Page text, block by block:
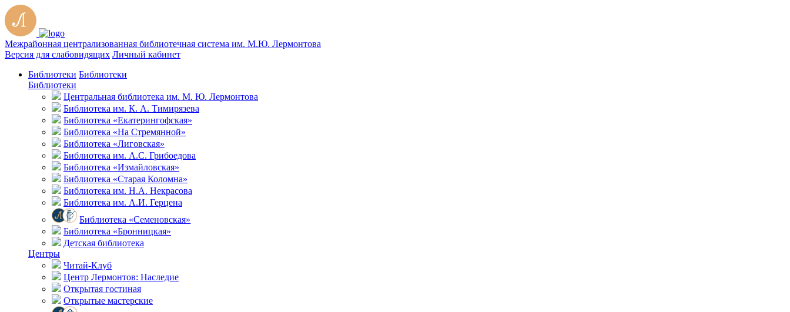
Межрайонная централизованная библиотечная система им. М.Ю. Лермонтова
Версия для слабовидящих Личный кабинет
Библиотеки Библиотеки
Библиотеки
Центральная библиотека им. М. Ю. Лермонтова
Библиотека им. К. А. Тимирязева
Библиотека «Екатерингофская»
Библиотека «На Стремянной»
Библиотека «Лиговская»
Библиотека им. А.С. Грибоедова
Библиотека «Измайловская»
Библиотека «Старая Коломна»
Библиотека им. Н.А. Некрасова
Библиотека им. А.И. Герцена
Библиотека «Семеновская»
Библиотека «Бронницкая»
Детская библиотека
Центры
Читай-Клуб
Центр Лермонтов: Наследие
Открытая гостиная
Открытые мастерские